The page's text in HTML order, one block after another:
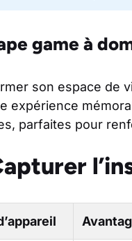
game à
son espace de
expérience
parfaites pour